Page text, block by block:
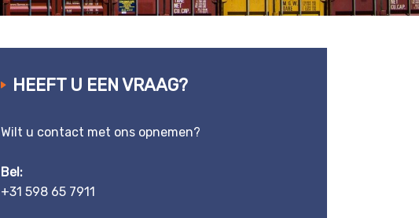
HEEFT U EEN VRAAG?
Wilt u contact met ons opnemen?
Bel:
+31 598 65 7911